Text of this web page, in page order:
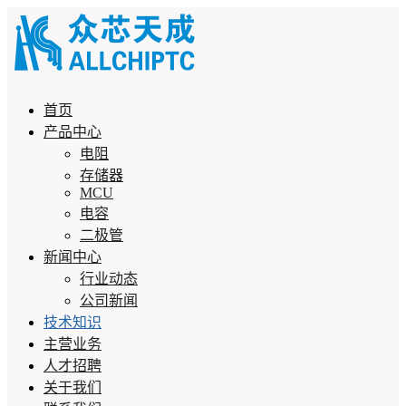
首页
产品中心
电阻
存储器
MCU
电容
二极管
新闻中心
行业动态
公司新闻
技术知识
主营业务
人才招聘
关于我们